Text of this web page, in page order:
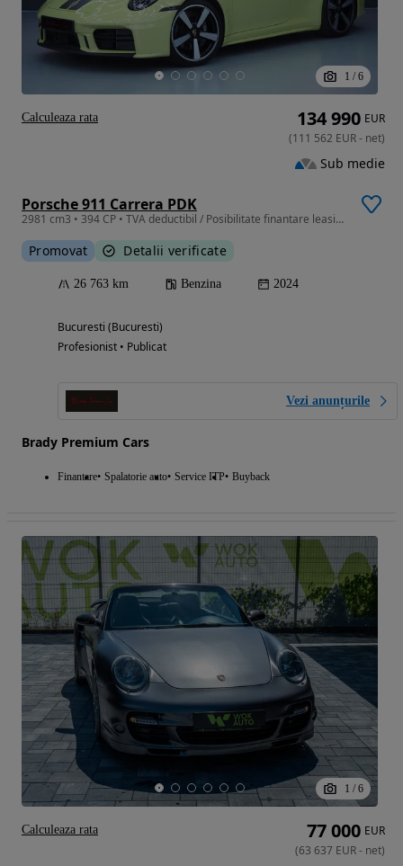
1 / 6
Porsche 911 Carrera PDK
2981 cm3 • 394 CP • TVA deductibil / Posibilitate finantare leasing
Promovat Detalii verificate
26 763 km Benzina 2024
Bucuresti (Bucuresti)
Profesionist • Publicat
Vezi anunțurile
Brady Premium Cars
Finantare Spalatorie auto Service ITP Buyback
134 990 EUR
(111 562 EUR- net)
Sub medie
Calculeaza rata
1 / 6
77 000 EUR
(63 637 EUR- net)
Calculeaza rata